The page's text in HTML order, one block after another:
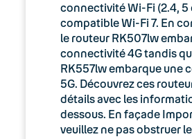
connectivité Wi-Fi (2.4, 5
compatible Wi-Fi 7. En
le routeur RK507lw
connectivité 4G tandis
RK557lw embarque une
5G. Découvrez ces
détails avec les
dessous. En façade
veuillez ne pas obstruer